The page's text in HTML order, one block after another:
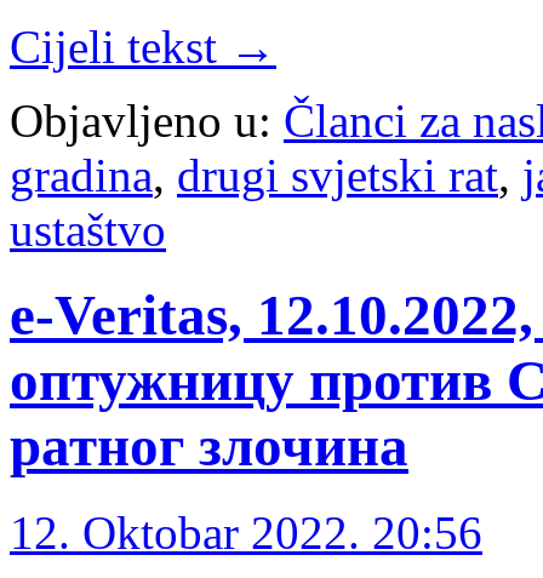
Cijeli tekst →
Objavljeno u: Članci za
gradina, drugi svjetski rat,
ustaštvo
e-Veritas,
оптужницу против
ратног злочина
12. Oktobar 2022. 20:56